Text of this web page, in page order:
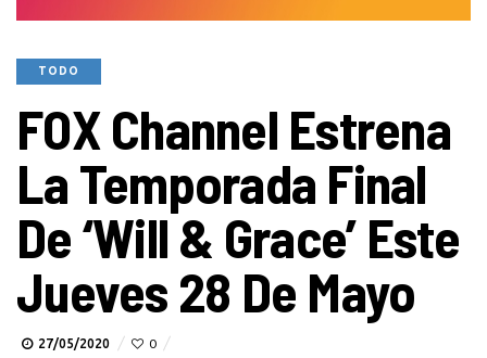
TODO
FOX Channel Estrena
La Temporada Final
De ‘Will & Grace’ Este
Jueves 28 De Mayo
27/05/2020 0